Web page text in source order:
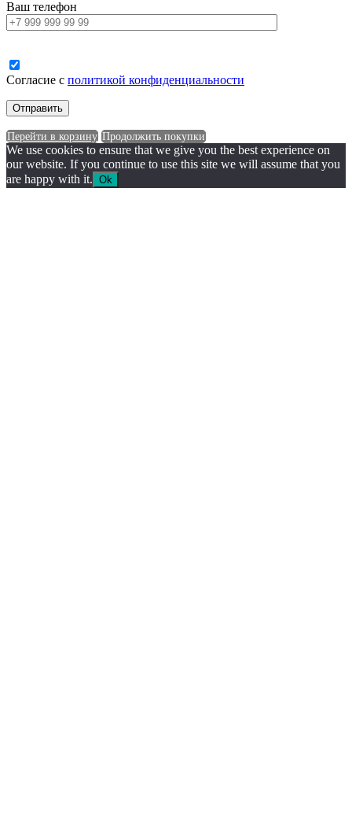
Ваш телефон
Согласие с политикой конфиденциальности
Перейти в корзину Продолжить покупки
We use cookies to ensure that we give you the best experience on
our website. If you continue to use this site we will assume that you
are happy with it. Ok